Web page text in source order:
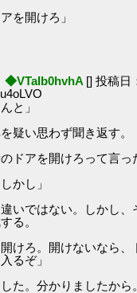
を開けろ」
◆VTaIb0hvhA [] 投稿日
と」
疑い思わず聞き返す。
ドアを開けろって言っ
かし」
いではない。しかし、
る。
開けろ。開けないなら
るぞ」
した。分かりましたから